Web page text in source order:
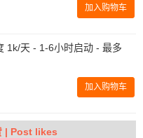
加入购物车
1k/天 - 1-6小时启动 - 最多
加入购物车
| Post likes